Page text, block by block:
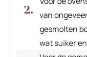
van
gesmolten
wat suiker